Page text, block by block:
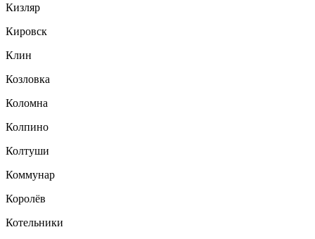
Кизляр
Кировск
Клин
Козловка
Коломна
Колпино
Колтуши
Коммунар
Королёв
Котельники